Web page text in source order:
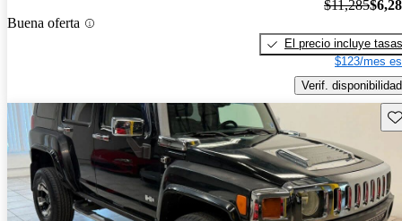
Buena oferta
$11,285
El precio incluye tasas
$123/mes
Verif. disponibilidad